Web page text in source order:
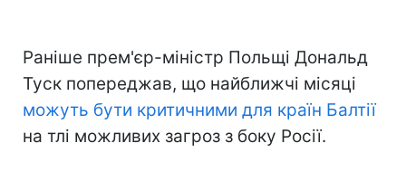
Раніше прем'єр-міністр Польщі Дональд
Туск попереджав, що найближчі місяці
можуть бути критичними для країн Балтії
на тлі можливих загроз з боку Росії.